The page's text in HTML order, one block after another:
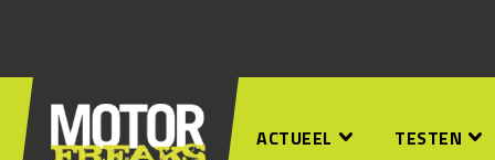
ACTUEEL TESTEN